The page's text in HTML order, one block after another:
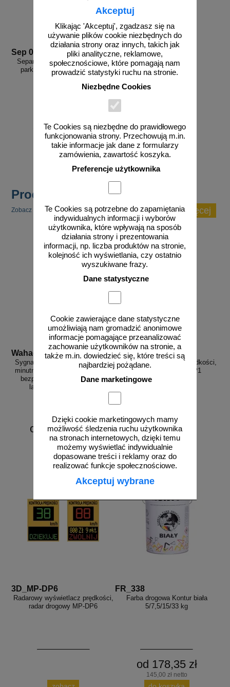
Akceptuj
Klikając 'Akceptuj', zgadzasz się na
używanie plików cookie niezbędnych do
działania strony oraz innych, takich jak
pliki analityczne, reklamowe,
społecznościowe, które pomagają nam
prowadzić statystyki ruchu na stronie.
Niezbędne Cookies
Te Cookies są niezbędne do prawidłowego
funkcjonowania strony. Przechowują m.in.
takie informacje jak dane z formularzy
zamówienia, zawartość koszyka.
Preferencje użytkownika
Te Cookies są potrzebne do zapamiętania
indywidualnych informacji i wyborów
użytkownika, które wpływają na sposób
działania strony i prezentowania
informacji, np. liczba produktów na stronie,
kolejność ich wyświetlania, czy ostatnio
wyszukiwane frazy.
Dane statystyczne
Cookie zawierające dane statystyczne
umożliwiają nam gromadzić anonimowe
informacje pomagające przeanalizować
zachowanie użytkowników na stronie, a
także m.in. dowiedzieć się, które treści są
najbardziej pożądane.
Dane marketingowe
Dzięki cookie marketingowych mamy
możliwość śledzenia ruchu użytkownika
na stronach internetowych, dzięki temu
możemy wyświetlać indywidualnie
dopasowane treści i reklamy oraz do
realizować funkcje społecznościowe.
Akceptuj wybrane
Sep 06
Separator, ogranicznik odbojnik
parkingowy 100x13x4,5 cm -
gumowy, czarny
od 100,74 zł
81,90 zł netto
do koszyka
Produkty popularne
Zobacz inne popularne produkty w tej kategorii. zobacz więcej
Wahadlo 20 min
Sygnalizacja świetlna drogowa z
minutnikiem, tymczasowa, LED,
bezprzewodowa, wahadłowa,
lampy 20 cm - komplet
od 6226,88 zł
5062,50 zł netto
do koszyka
3D_MP-DP1
Radarowy wyświetlacz prędkości,
radar drogowy MP-DP1
zobacz
3D_MP-DP6
Radarowy wyświetlacz prędkości,
radar drogowy MP-DP6
FR_338
Farba drogowa Kontur biała
5/7,5/15/33 kg
od 178,35 zł
145,00 zł netto